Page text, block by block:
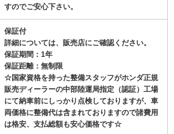
すのでご安心下さい。
保証付
詳細については、販売店にご確認ください。
保証期間：1年
保証距離：無制限
☆国家資格を持った整備スタッフがホンダ正規
販売ディーラーの中部陸運局指定（認証）工場
にて納車前にしっかり点検しておりますが、車
両価格に整備代は含まれておりますので諸費用
は格安、支払総額も安心価格です☆